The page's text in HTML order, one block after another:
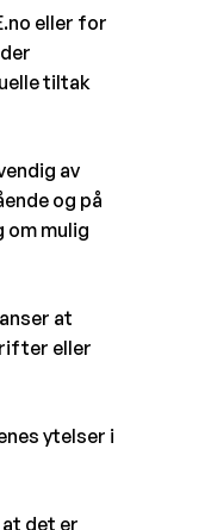
eller for
tiltak
av
og på
om mulig
at
eller
ytelser i
det er